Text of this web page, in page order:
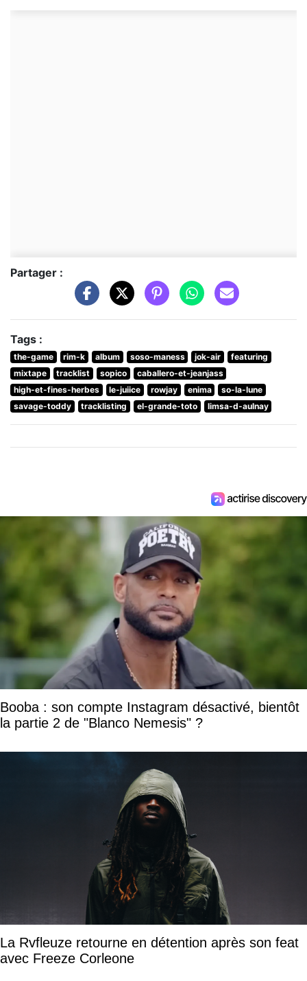
Partager :
Tags :
the-game rim-k album soso-maness jok-air
featuring
mixtape
tracklist sopico
caballero-et-jeanjass
high-et-fines-herbes
le-juiice rowjay enima
so-la-lune
savage-toddy
tracklisting el-grande-toto limsa-d-aulnay
Booba : son compte Instagram désactivé, bientôt
la partie 2 de "Blanco Nemesis" ?
La Rvfleuze retourne en détention après son feat
avec Freeze Corleone